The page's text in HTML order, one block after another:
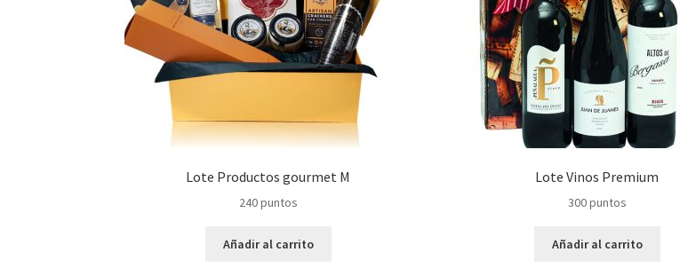
Lote Productos gourmet M
240puntos
Añadir al carrito
Lote Vinos Premium
300puntos
Añadir al carrito